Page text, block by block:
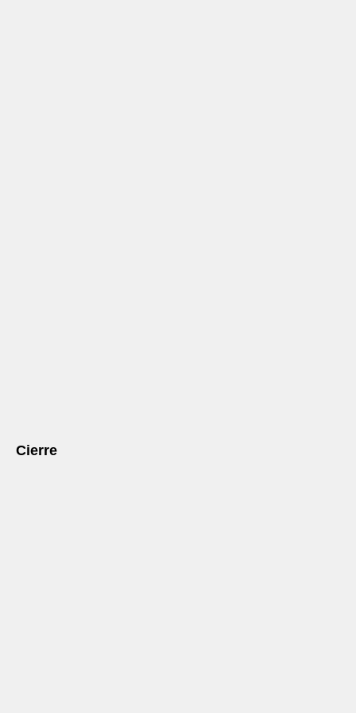
Cierre